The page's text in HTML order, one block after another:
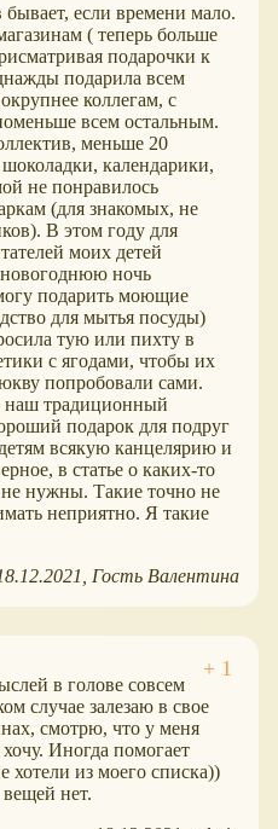
если времени мало.
( теперь больше
подарочки к
подарила всем
коллегам, с
всем остальным.
меньше 20
календарики,
не понравилось
(для знакомых, не
В этом году для
моих детей
ночь
подарить моющие
для мытья посуды)
тую или пихту в
с ягодами, чтобы их
попробовали сами.
наш традиционный
подарок для подруг
всякую канцелярию и
в статье о каких-то
нужны. Такие точно не
неприятно. Я такие
Гость Валентина
в голове совсем
случае залезаю в свое
смотрю, что у меня
Иногда помогает
хотели из моего списка))
нет.